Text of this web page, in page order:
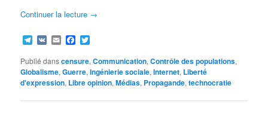
Continuer la lecture →
Telegram
VK EmailFacebook
Publié danscensure,Communication,Contrôle des populations,
Globalisme,Guerre,Ingénierie sociale,Internet, Liberté
d'expression, Libre opinion,Médias, Propagande,technocratie